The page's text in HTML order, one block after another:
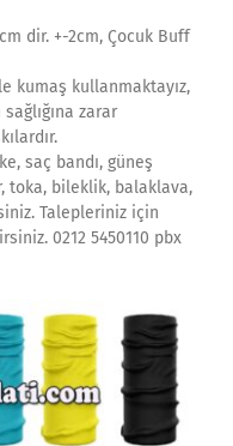
dir. +-2cm, Çocuk Buff
kumaş kullanmaktayız,
zarar
saç bandı, güneş
toka, bileklik, balaklava,
Talepleriniz için
0212 5450110 pbx